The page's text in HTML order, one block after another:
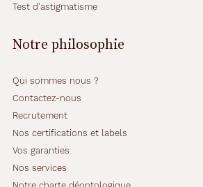
Test d'astigmatisme
Notre philosophie
Qui sommes nous ?
Contactez-nous
Recrutement
Nos certifications et labels
Vos garanties
Nos services